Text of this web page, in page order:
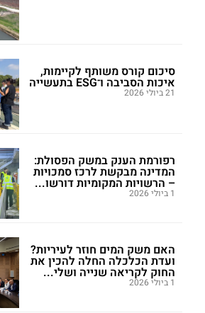
סיכום קורס משותף לקיימות,
איכות הסביבה ו־ESG בתעשייה
21 ביולי 2026
רפורמת הענק במשק הפסולת:
המדינה מבקשת לרכז סמכויות
– הרשויות המקומיות דורשו...
1 ביולי 2026
האם משק המים חוזר לעיריות?
ועדת הכלכלה החלה להכין את
החוק לקריאה שנייה ושלי...
1 ביולי 2026